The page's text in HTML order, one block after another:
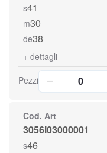
s41
m30
de38
+ dettagli
Pezzi
Cod. Art
3056I03000001
s46